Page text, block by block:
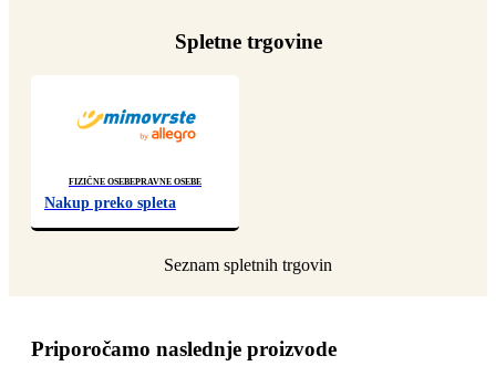
Spletne trgovine
Fizične osebePravne osebe
Nakup preko spleta
Priporočamo naslednje proizvode